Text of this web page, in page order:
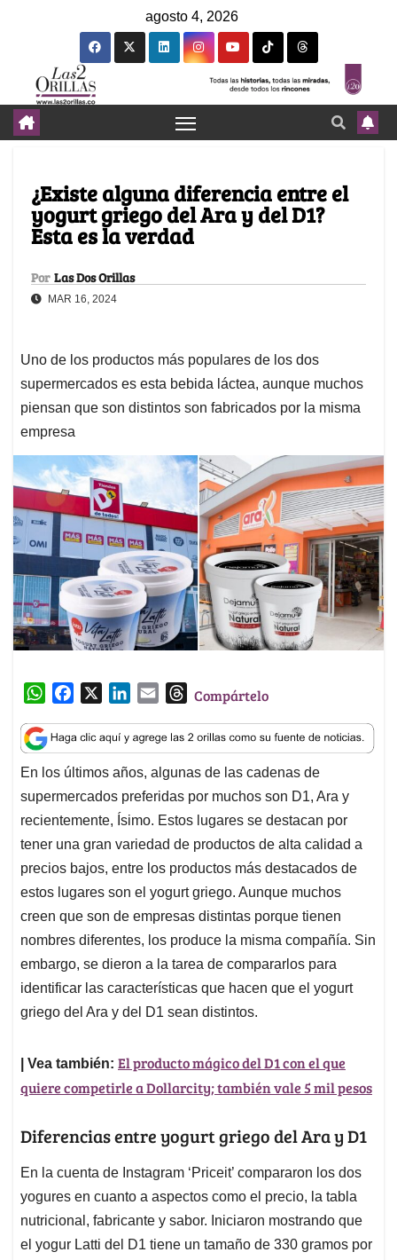
agosto 4, 2026
¿Existe alguna diferencia entre el
yogurt griego del Ara y del D1?
Esta es la verdad
Por Las Dos Orillas
MAR 16, 2024
Uno de los productos más populares de los dos
supermercados es esta bebida láctea, aunque muchos
piensan que son distintos son fabricados por la misma
empresa
W
a
t
s
A
p
p
c
e
b
o
o
k
n
k
e
d
I
n
a
i
l
T
r
e
a
d
s
Compártelo
En los últimos años, algunas de las cadenas de
supermercados preferidas por muchos son D1, Ara y
recientemente, Ísimo. Estos lugares se destacan por
tener una gran variedad de productos de alta calidad a
precios bajos, entre los productos más destacados de
estos lugares son el yogurt griego. Aunque muchos
creen que son de empresas distintas porque tienen
nombres diferentes, los produce la misma compañía. Sin
embargo, se dieron a la tarea de compararlos para
identificar las características que hacen que el yogurt
griego del Ara y del D1 sean distintos.
| Vea también: El producto mágico del D1 con el que
quiere competirle a Dollarcity; también vale 5 mil pesos
Diferencias entre yogurt griego del Ara y D1
En la cuenta de Instagram ‘Priceit’ compararon los dos
yogures en cuanto a aspectos como el precio, la tabla
nutricional, fabricante y sabor. Iniciaron mostrando que
el yogur Latti del D1 tiene un tamaño de 330 gramos por